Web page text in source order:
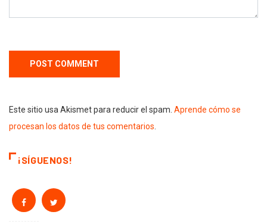
Este sitio usa Akismet para reducir el spam. Aprende cómo se
procesan los datos de tus comentarios
¡SÍGUENOS!